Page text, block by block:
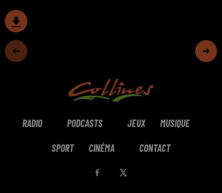
RADIO PODCASTS JEUX MUSIQUE
SPORT CINÉMA CONTACT